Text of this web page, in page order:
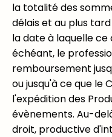
la totalité des
délais et au plus
la date à laquelle ce
échéant, le
remboursement
ou jusqu'à ce que le
l'expédition des
évènements. Au-
droit, productive